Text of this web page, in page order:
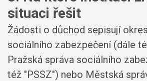
situaci řešit
Žádosti o důchod sepisují
sociálního zabezpečení (dále
Pražská správa sociálního
též "PSSZ") nebo Městská